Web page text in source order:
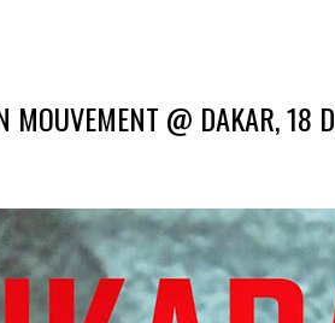
MOUVEMENT @ DAKAR, 18